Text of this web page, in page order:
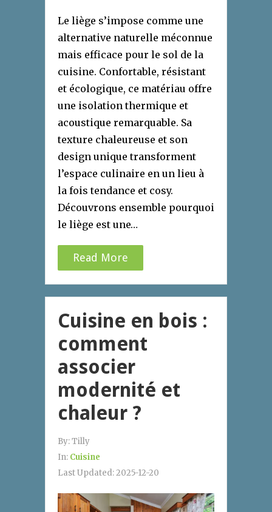
Le liège s’impose comme une
alternative naturelle méconnue
mais efficace pour le sol de la
cuisine. Confortable, résistant
et écologique, ce matériau offre
une isolation thermique et
acoustique remarquable. Sa
texture chaleureuse et son
design unique transforment
l’espace culinaire en un lieu à
la fois tendance et cosy.
Découvrons ensemble pourquoi
le liège est une…
Read More
Cuisine en bois :
comment
associer
modernité et
chaleur ?
By:Tilly
In: Cuisine
Last Updated:2025-12-20